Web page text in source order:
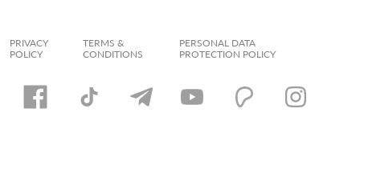
PRIVACY
POLICY
TERMS &
CONDITIONS
PERSONAL DATA
PROTECTION POLICY